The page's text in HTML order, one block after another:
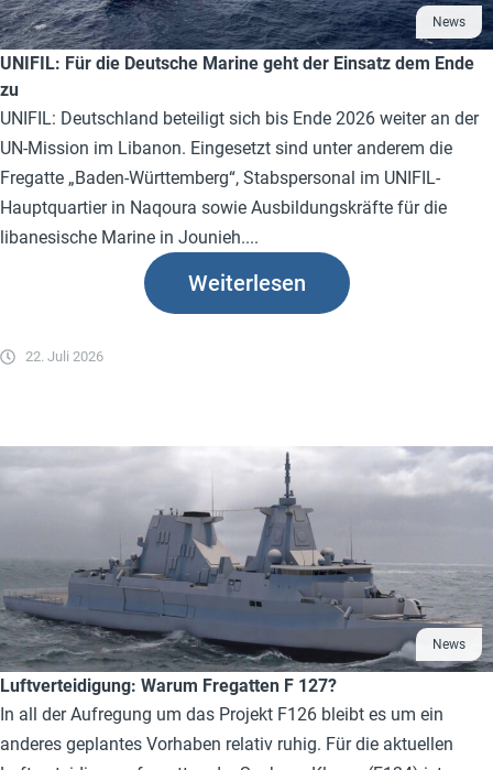
News
UNIFIL: Für die Deutsche Marine geht der Einsatz dem Ende
zu
UNIFIL: Deutschland beteiligt sich bis Ende 2026 weiter an der
UN-Mission im Libanon. Eingesetzt sind unter anderem die
Fregatte „Baden-Württemberg“, Stabspersonal im UNIFIL-
Hauptquartier in Naqoura sowie Ausbildungskräfte für die
libanesische Marine in Jounieh....
22. Juli 2026
Weiterlesen
News
Luftverteidigung: Warum Fregatten F 127?
In all der Aufregung um das Projekt F126 bleibt es um ein
anderes geplantes Vorhaben relativ ruhig. Für die aktuellen